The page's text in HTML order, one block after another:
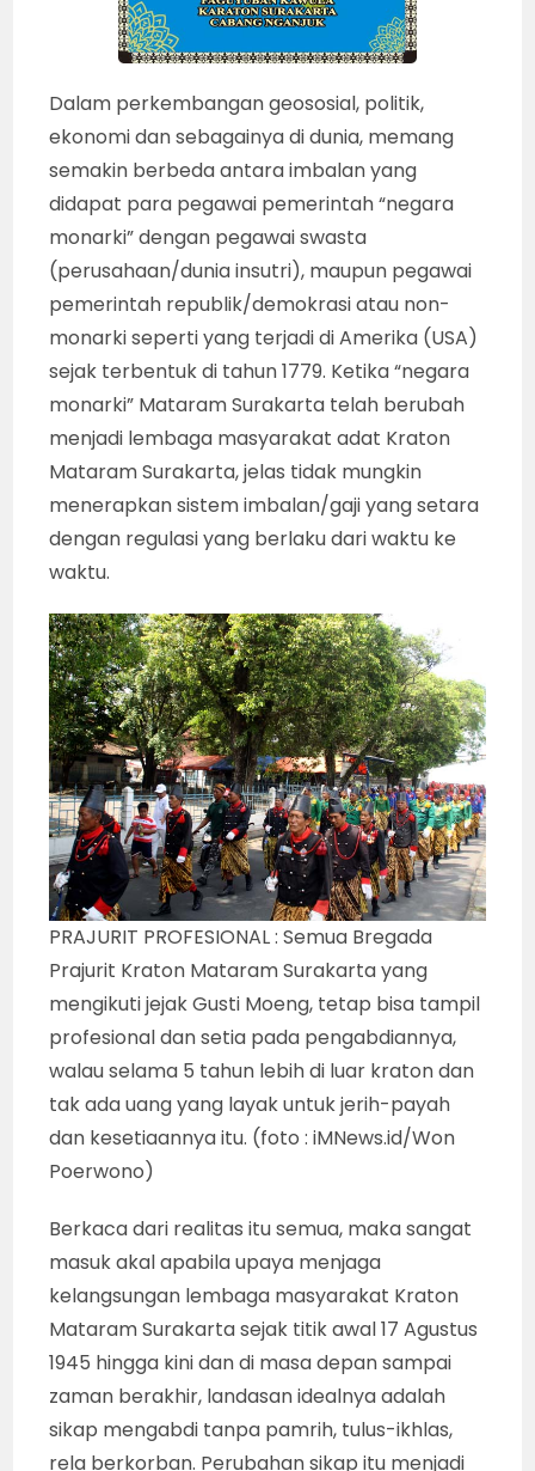
Dalam perkembangan geososial, politik,
ekonomi dan sebagainya di dunia, memang
semakin berbeda antara imbalan yang
didapat para pegawai pemerintah “negara
monarki” dengan pegawai swasta
(perusahaan/dunia insutri), maupun pegawai
pemerintah republik/demokrasi atau non-
monarki seperti yang terjadi di Amerika (USA)
sejak terbentuk di tahun 1779. Ketika “negara
monarki” Mataram Surakarta telah berubah
menjadi lembaga masyarakat adat Kraton
Mataram Surakarta, jelas tidak mungkin
menerapkan sistem imbalan/gaji yang setara
dengan regulasi yang berlaku dari waktu ke
waktu.
PRAJURIT PROFESIONAL : Semua Bregada
Prajurit Kraton Mataram Surakarta yang
mengikuti jejak Gusti Moeng, tetap bisa tampil
profesional dan setia pada pengabdiannya,
walau selama 5 tahun lebih di luar kraton dan
tak ada uang yang layak untuk jerih-payah
dan kesetiaannya itu. (foto : iMNews.id/Won
Poerwono)
Berkaca dari realitas itu semua, maka sangat
masuk akal apabila upaya menjaga
kelangsungan lembaga masyarakat Kraton
Mataram Surakarta sejak titik awal 17 Agustus
1945 hingga kini dan di masa depan sampai
zaman berakhir, landasan idealnya adalah
sikap mengabdi tanpa pamrih, tulus-ikhlas,
rela berkorban. Perubahan sikap itu menjadi